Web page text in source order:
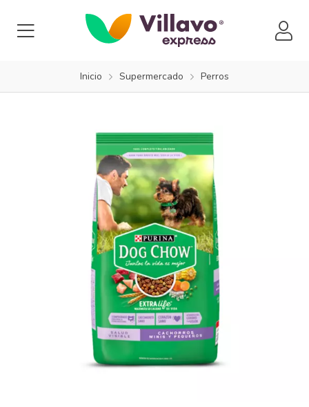
Inicio Supermercado Perros